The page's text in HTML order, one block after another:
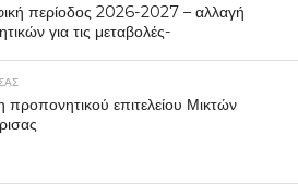
περίοδος 2026-2027 – αλλαγή
για τις μεταβολές-
επιτελείου Μικτών